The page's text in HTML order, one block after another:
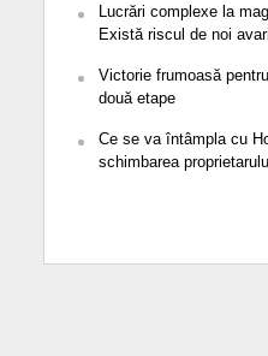
Lucrări complexe la
Există riscul de noi
Victorie frumoasă
două etape
Ce se va întâmpla cu
schimbarea